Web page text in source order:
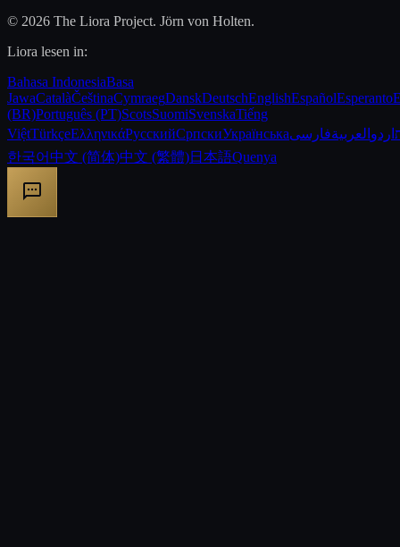
© 2026 The Liora Project. Jörn von Holten.
Liora lesen in:
Bahasa IndonesiaBasa
JawaCatalàČeštinaCymraegDanskDeutschEnglishEspañolEsperanto
(BR)Português (PT)ScotsSuomiSvenskaTiếng
ViệtTürkçeΕλληνικάРусскийСрпскиУкраїнська اردو العربيةفارسی
한국어中文 (简体)中文 (繁體)日本語Quenya